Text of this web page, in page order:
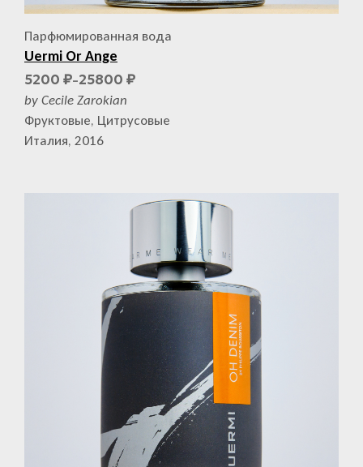
Парфюмированная вода
Uermi Or Ange
5200 ₽–25800 ₽
by Cecile Zarokian
Фруктовые, Цитрусовые
Италия, 2016